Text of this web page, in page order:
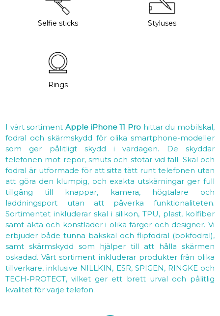
Selfie sticks Styluses
Rings
I vårt sortimentApple iPhone 11 Prohittar du mobilskal,
fodral och skärmskydd för olika smartphone-modeller
som ger pålitligt skydd i vardagen. De skyddar
telefonen mot repor, smuts och stötar vid fall. Skal och
fodral är utformade för att sitta tätt runt telefonen utan
att göra den klumpig, och exakta utskärningar ger full
tillgång till knappar, kamera, högtalare och
laddningsport utan att påverka funktionaliteten.
Sortimentet inkluderar skal i silikon, TPU, plast, kolfiber
samt äkta och konstläder i olika färger och designer. Vi
erbjuder både tunna bakskal och flipfodral (bokfodral),
samt skärmskydd som hjälper till att hålla skärmen
oskadad. Vårt sortiment inkluderar produkter från olika
tillverkare, inklusive NILLKIN, ESR, SPIGEN, RINGKE och
TECH-PROTECT, vilket ger ett brett urval och pålitlig
kvalitet för varje telefon.